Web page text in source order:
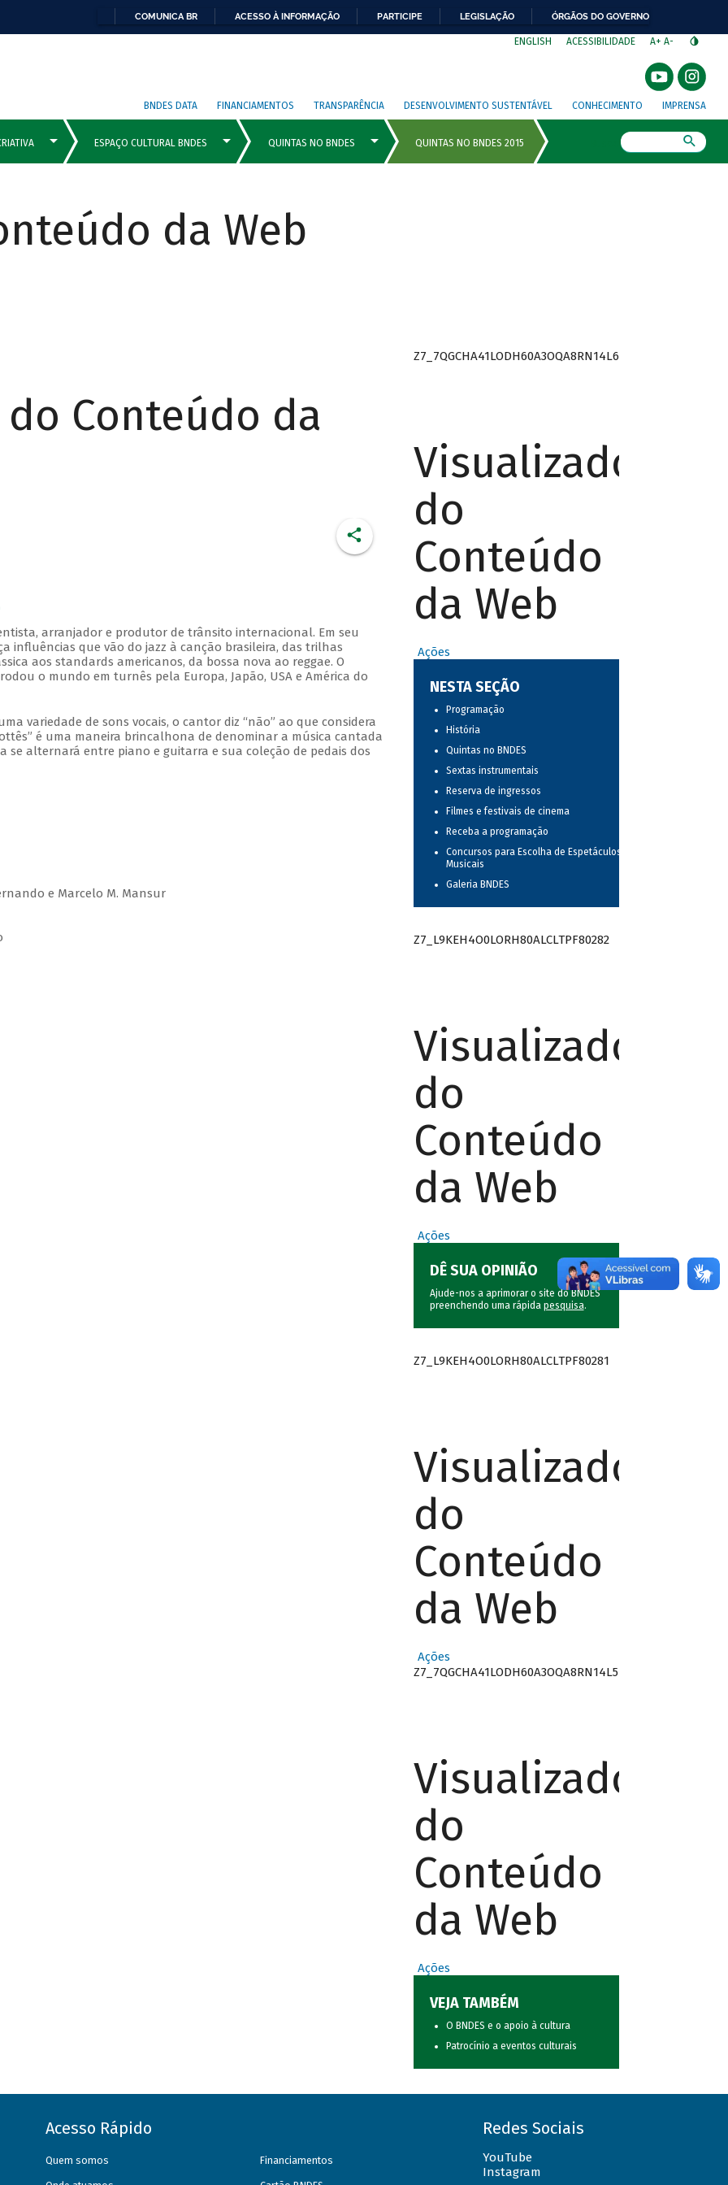
COMUNICA BR ACESSO À INFORMAÇÃO PARTICIPE LEGISLAÇÃO ÓRGÃOS DO GOVERNO
ENGLISH ACESSIBILIDADE A+ A-
BNDES DATA FINANCIAMENTOS TRANSPARÊNCIA DESENVOLVIMENTO SUSTENTÁVEL CONHECIMENTO IMPRENSA
da Web
Conteúdo da
arranjador e produtor de trânsito internacional. Em seu
influências que vão do jazz à canção brasileira, das trilhas
aos standards americanos, da bossa nova ao reggae. O
o mundo em turnês pela Europa, Japão, USA e América do
variedade de sons vocais, o cantor diz “não” ao que considera
é uma maneira brincalhona de denominar a música cantada
se alternará entre piano e guitarra e sua coleção de pedais dos
e Marcelo M. Mansur
Z7_7QGCHA41LODH60A3OQA8RN14L6
Visualizador
do
Conteúdo
da Web
Ações
NESTA SEÇÃO
Programação
História
Quintas no BNDES
Sextas instrumentais
Reserva de ingressos
Filmes e festivais de cinema
Receba a programação
Concursos para Escolha de Espetáculos
Musicais
Galeria BNDES
Z7_L9KEH4O0LORH80ALCLTPF80282
Visualizador
do
Conteúdo
da Web
Ações
DÊ SUA OPINIÃO
Ajude-nos a aprimorar o site do BNDES
preenchendo uma rápida pesquisa.
Z7_L9KEH4O0LORH80ALCLTPF80281
Visualizador
do
Conteúdo
da Web
Ações
Z7_7QGCHA41LODH60A3OQA8RN14L5
Visualizador
do
Conteúdo
da Web
Ações
VEJA TAMBÉM
O BNDES e o apoio à cultura
Patrocínio a eventos culturais
Acesso Rápido
Quem somos Financiamentos
Redes Sociais
YouTube
Instagram